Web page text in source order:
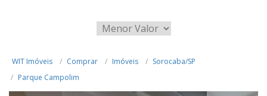
WIT Imóveis Comprar Imóveis
Sorocaba/SP
Parque Campolim